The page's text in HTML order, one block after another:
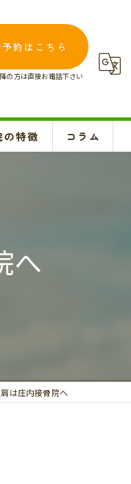
約はこちら
の方は直接お電話下さい
の特徴 コラム
へ
は庄内接骨院へ